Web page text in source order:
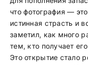
что фотография —
истинная страсть и
заметил, как много
тем, кто получает
Это открытие стало